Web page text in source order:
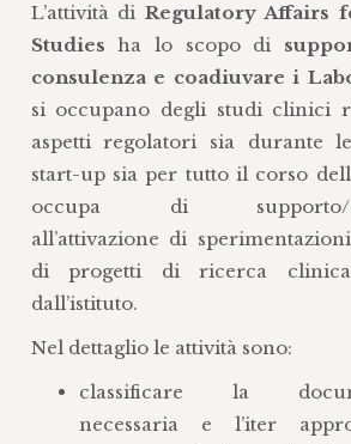
L’attività di Regulatory Affairs
Studies ha lo scopo di
consulenza e coadiuvare i
si occupano degli studi clinici
aspetti regolatori sia durante
start-up sia per tutto il corso
occupa di supporto/
all’attivazione di
di progetti di ricerca clinica
dall’istituto.
Nel dettaglio le attività sono:
classificare la
necessaria e l’iter